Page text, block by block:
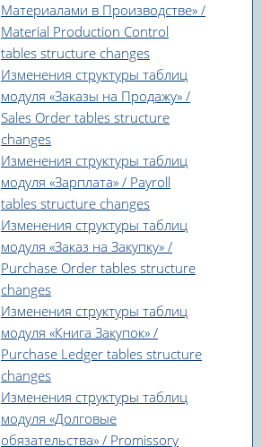
Материалами в Производстве» /
Material Production Control
tables structure changes
Изменения структуры таблиц
модуля «Заказы на Продажу» /
Sales Order tables structure
changes
Изменения структуры таблиц
модуля «Зарплата» / Payroll
tables structure changes
Изменения структуры таблиц
модуля «Заказ на Закупку» /
Purchase Order tables structure
changes
Изменения структуры таблиц
модуля «Книга Закупок» /
Purchase Ledger tables structure
changes
Изменения структуры таблиц
модуля «Долговые
обязательства» / Promissory